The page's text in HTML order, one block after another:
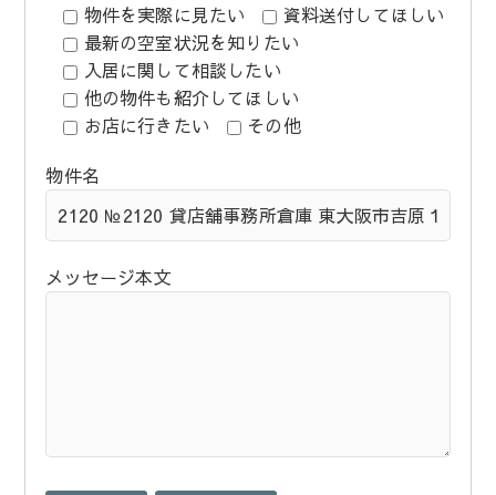
物件を実際に見たい
資料送付してほしい
最新の空室状況を知りたい
入居に関して相談したい
他の物件も紹介してほしい
お店に行きたい
その他
物件名
メッセージ本文